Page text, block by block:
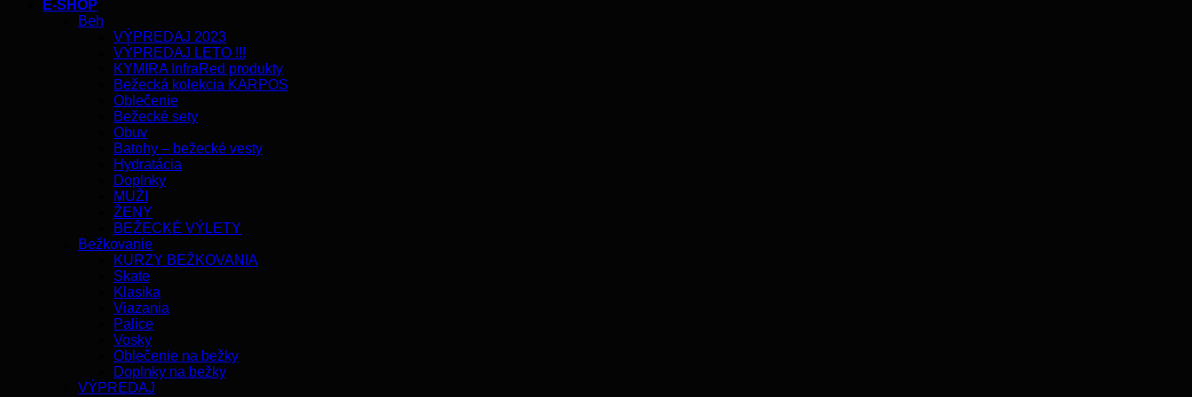
E-SHOP
Beh
VÝPREDAJ 2023
VÝPREDAJ LETO !!!
KYMIRA InfraRed produkty
Bežecká kolekcia KARPOS
Oblečenie
Bežecké sety
Obuv
Batohy – bežecké vesty
Hydratácia
Doplnky
MUŽI
ŽENY
BEŽECKÉ VÝLETY
Bežkovanie
KURZY BEŽKOVANIA
Skate
Klasika
Viazania
Palice
Vosky
Oblečenie na bežky
Doplnky na bežky
VÝPREDAJ